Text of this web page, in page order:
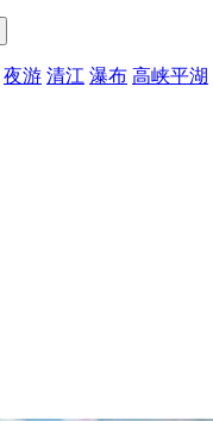
夜游 清江 瀑布 高峡平湖